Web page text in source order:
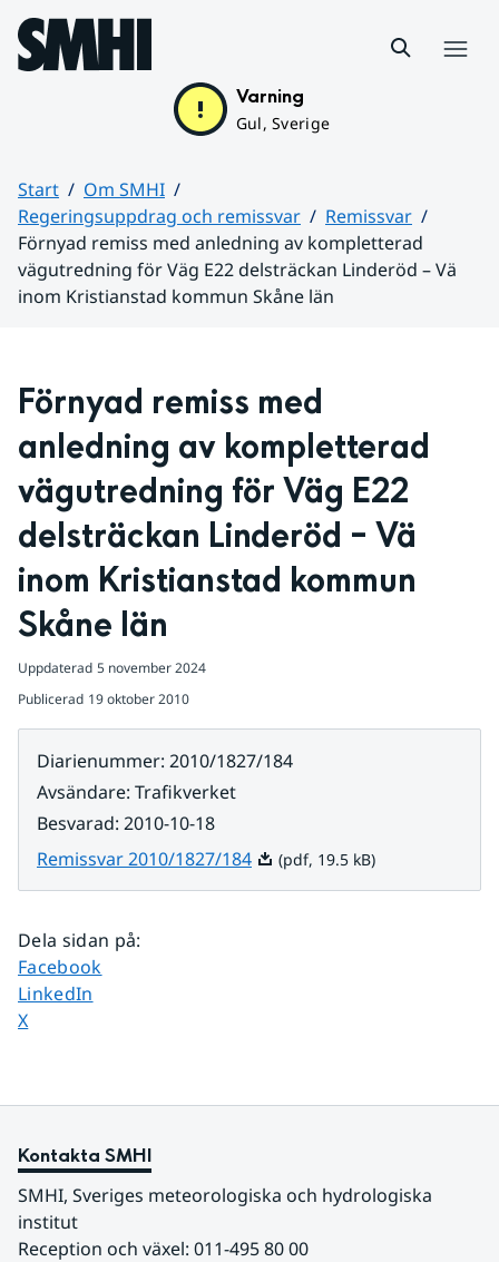
Hoppa till sidans innehåll
Varning
Gul, Sverige
Start
Om SMHI
Regeringsuppdrag och remissvar
Remissvar
Förnyad remiss med anledning av kompletterad
vägutredning för Väg E22 delsträckan Linderöd – Vä
inom Kristianstad kommun Skåne län
Förnyad remiss med
anledning av kompletterad
vägutredning för Väg E22
delsträckan Linderöd – Vä
inom Kristianstad kommun
Skåne län
Uppdaterad 5 november 2024
Publicerad 19 oktober 2010
Diarienummer: 2010/1827/184
Avsändare: Trafikverket
Besvarad: 2010-10-18
Remissvar 2010/1827/184Pdf, 19.5 kB.
(pdf, 19.5 kB)
Dela sidan på:
Dela sidan på
Facebook
Dela sidan på
LinkedIn
Dela sidan på
X
Kontakta SMHI
SMHI, Sveriges meteorologiska och hydrologiska
institut
Reception och växel: 011-495 80 00